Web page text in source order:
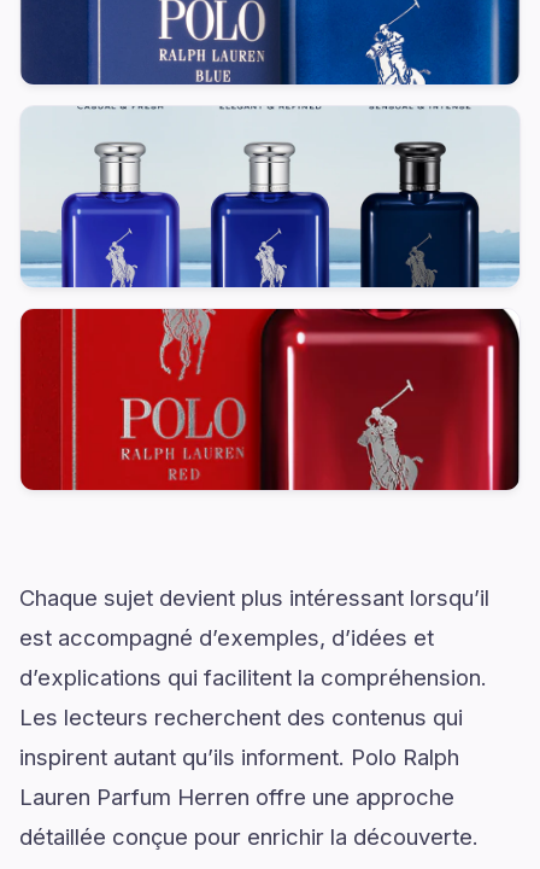
Chaque sujet devient plus intéressant lorsqu’il
est accompagné d’exemples, d’idées et
d’explications qui facilitent la compréhension.
Les lecteurs recherchent des contenus qui
inspirent autant qu’ils informent. Polo Ralph
Lauren Parfum Herren offre une approche
détaillée conçue pour enrichir la découverte.